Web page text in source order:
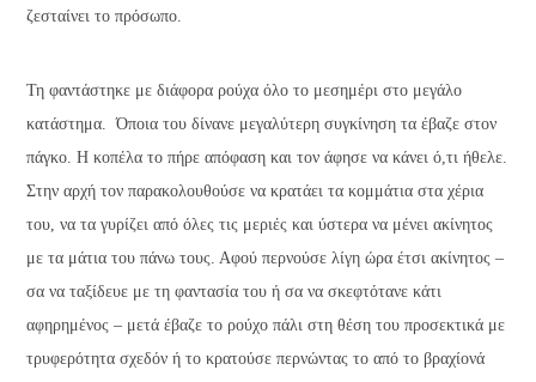
ζεσταίνει το πρόσωπο.
Τη φαντάστηκε με διάφορα ρούχα όλο το μεσημέρι στο μεγάλο
κατάστημα. Όποια του δίνανε μεγαλύτερη συγκίνηση τα έβαζε στον
πάγκο. Η κοπέλα το πήρε απόφαση και τον άφησε να κάνει ό,τι ήθελε.
Στην αρχή τον παρακολουθούσε να κρατάει τα κομμάτια στα χέρια
του, να τα γυρίζει από όλες τις μεριές και ύστερα να μένει ακίνητος
με τα μάτια του πάνω τους. Αφού περνούσε λίγη ώρα έτσι ακίνητος –
σα να ταξίδευε με τη φαντασία του ή σα να σκεφτότανε κάτι
αφηρημένος – μετά έβαζε το ρούχο πάλι στη θέση του προσεκτικά με
τρυφερότητα σχεδόν ή το κρατούσε περνώντας το από το βραχίονά